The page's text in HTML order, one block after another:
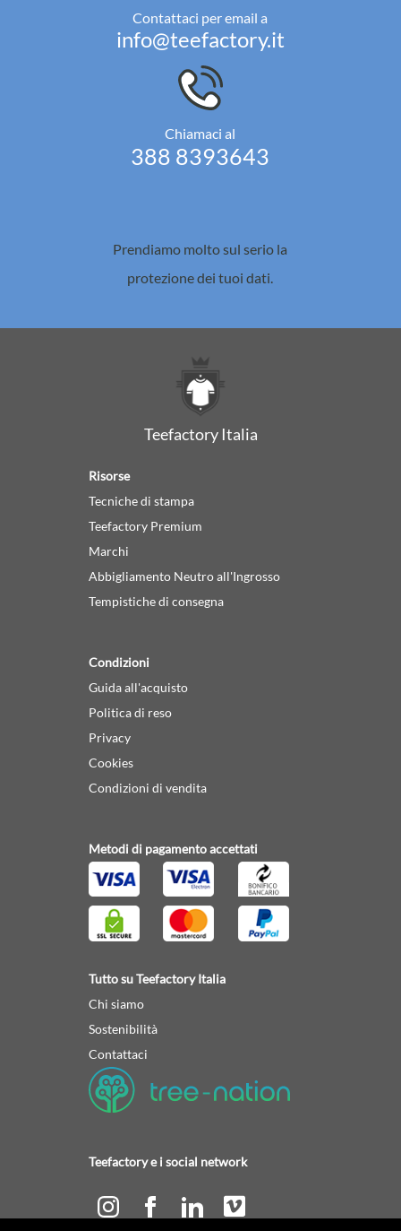
Contattaci per email a
info@teefactory.it
Chiamaci al
388 8393643
Prendiamo molto sul serio la
protezione dei tuoi dati.
Teefactory Italia
Risorse
Tecniche di stampa
Teefactory Premium
Marchi
Abbigliamento Neutro all'Ingrosso
Tempistiche di consegna
Condizioni
Guida all'acquisto
Politica di reso
Privacy
Cookies
Condizioni di vendita
Metodi di pagamento accettati
Tutto su Teefactory Italia
Chi siamo
Sostenibilità
Contattaci
Teefactory e i social network